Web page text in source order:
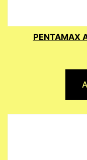
PENTAMAX